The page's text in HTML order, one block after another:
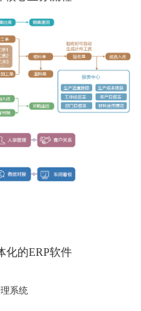
化的ERP软件
系统